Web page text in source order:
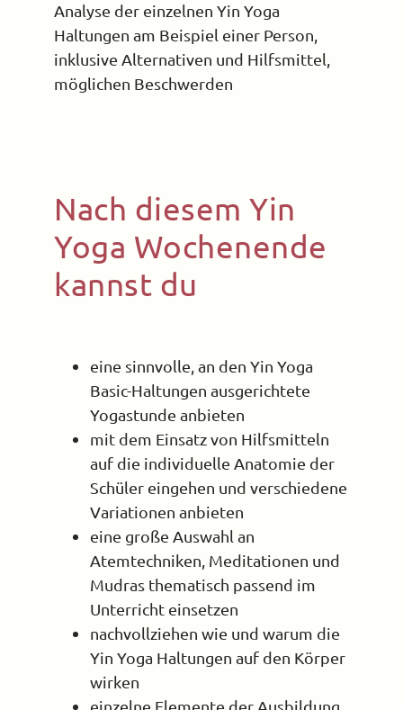
Analyse der einzelnen Yin Yoga
Haltungen am Beispiel einer Person,
inklusive Alternativen und Hilfsmittel,
möglichen Beschwerden
Nach diesem Yin
Yoga Wochenende
kannst du
eine sinnvolle, an den Yin Yoga
Basic-Haltungen ausgerichtete
Yogastunde anbieten
mit dem Einsatz von Hilfsmitteln
auf die individuelle Anatomie der
Schüler eingehen und verschiedene
Variationen anbieten
eine große Auswahl an
Atemtechniken, Meditationen und
Mudras thematisch passend im
Unterricht einsetzen
nachvollziehen wie und warum die
Yin Yoga Haltungen auf den Körper
wirken
einzelne Elemente der Ausbildung